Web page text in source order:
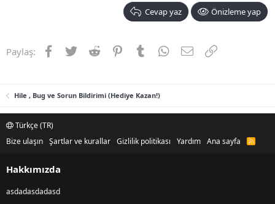
Cevap yaz Önizleme yap
Paylaş: Facebook
TwitterReddit PinterestTumblrWhatsApp
E-postaLink
Hile , Bug ve Sorun Bildirimi (Hediye Kazan!)
Türkçe (TR)
Bize ulaşın Şartlar ve kurallar Gizlilik politikası Yardım Ana sayfa
R
Hakkımızda
asdadasdadasd